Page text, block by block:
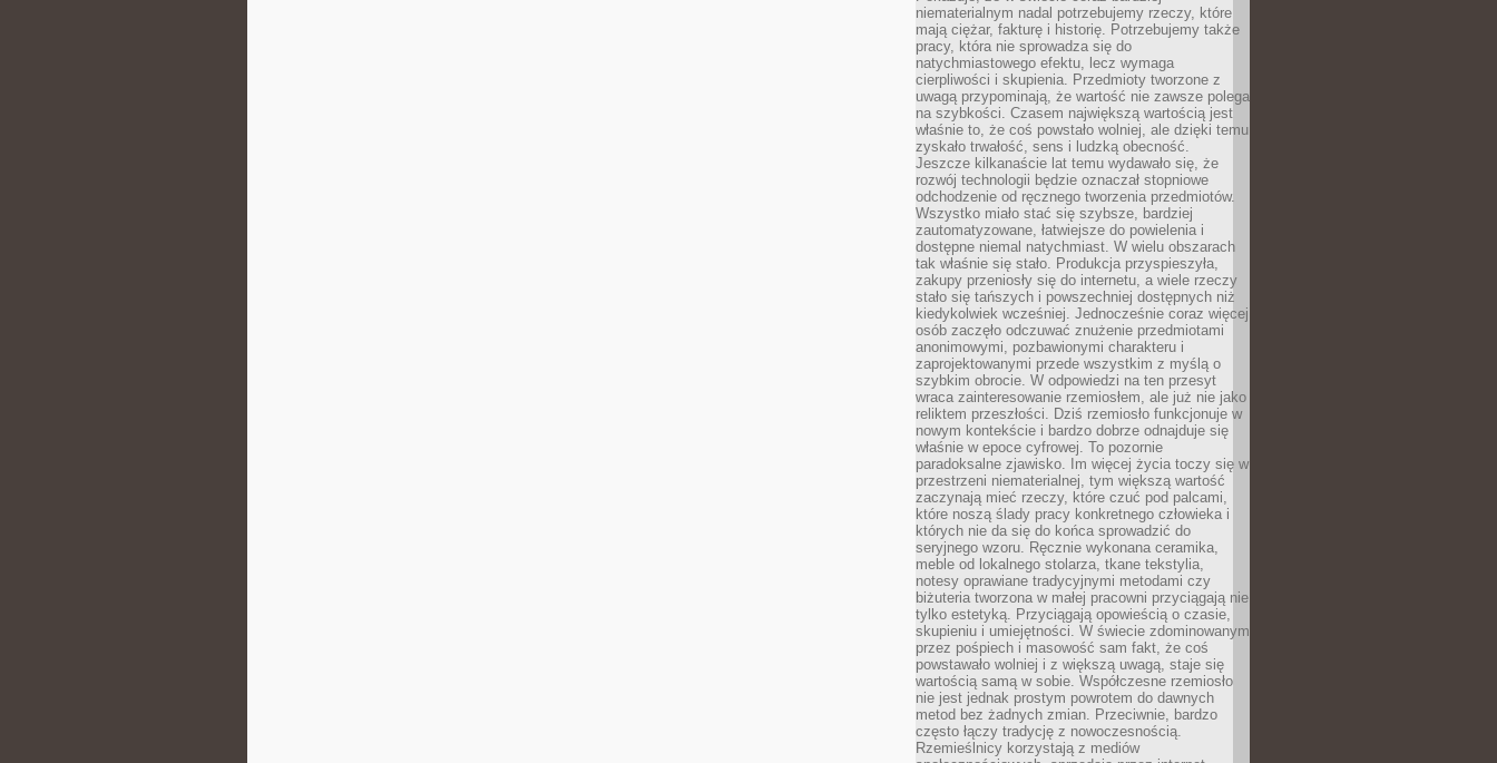
niematerialnym nadal potrzebujemy rzeczy, które
mają ciężar, fakturę i historię. Potrzebujemy także
pracy, która nie sprowadza się do
natychmiastowego efektu, lecz wymaga
cierpliwości i skupienia. Przedmioty tworzone z
uwagą przypominają, że wartość nie zawsze polega
na szybkości. Czasem największą wartością jest
właśnie to, że coś powstało wolniej, ale dzięki temu
zyskało trwałość, sens i ludzką obecność.
Jeszcze kilkanaście lat temu wydawało się, że
rozwój technologii będzie oznaczał stopniowe
odchodzenie od ręcznego tworzenia przedmiotów.
Wszystko miało stać się szybsze, bardziej
zautomatyzowane, łatwiejsze do powielenia i
dostępne niemal natychmiast. W wielu obszarach
tak właśnie się stało. Produkcja przyspieszyła,
zakupy przeniosły się do internetu, a wiele rzeczy
stało się tańszych i powszechniej dostępnych niż
kiedykolwiek wcześniej. Jednocześnie coraz więcej
osób zaczęło odczuwać znużenie przedmiotami
anonimowymi, pozbawionymi charakteru i
zaprojektowanymi przede wszystkim z myślą o
szybkim obrocie. W odpowiedzi na ten przesyt
wraca zainteresowanie rzemiosłem, ale już nie jako
reliktem przeszłości. Dziś rzemiosło funkcjonuje w
nowym kontekście i bardzo dobrze odnajduje się
właśnie w epoce cyfrowej. To pozornie
paradoksalne zjawisko. Im więcej życia toczy się w
przestrzeni niematerialnej, tym większą wartość
zaczynają mieć rzeczy, które czuć pod palcami,
które noszą ślady pracy konkretnego człowieka i
których nie da się do końca sprowadzić do
seryjnego wzoru. Ręcznie wykonana ceramika,
meble od lokalnego stolarza, tkane tekstylia,
notesy oprawiane tradycyjnymi metodami czy
biżuteria tworzona w małej pracowni przyciągają nie
tylko estetyką. Przyciągają opowieścią o czasie,
skupieniu i umiejętności. W świecie zdominowanym
przez pośpiech i masowość sam fakt, że coś
powstawało wolniej i z większą uwagą, staje się
wartością samą w sobie. Współczesne rzemiosło
nie jest jednak prostym powrotem do dawnych
metod bez żadnych zmian. Przeciwnie, bardzo
często łączy tradycję z nowoczesnością.
Rzemieślnicy korzystają z mediów